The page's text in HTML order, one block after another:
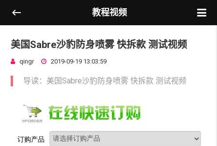
教程视频
美国Sabre沙豹防身喷雾 快拆款 测试视频
qingr 2019-09-19 13:03:59
导读：美国Sabre沙豹防身喷雾 快拆款 测试视频